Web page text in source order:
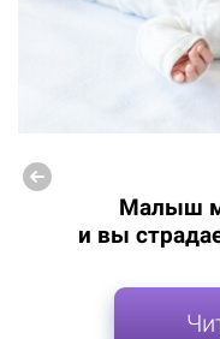
Малыш
и вы